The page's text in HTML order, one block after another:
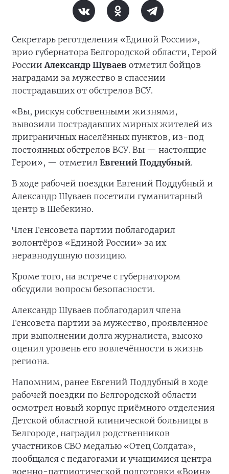
Секретарь реготделения «Единой России»,
врио губернатора Белгородской области, Герой
РоссииАлександр Шуваев отметил бойцов
наградами за мужество в спасении
пострадавших от обстрелов ВСУ.
«Вы, рискуя собственными жизнями,
вывозили пострадавших мирных жителей из
приграничных населённых пунктов, из-под
постоянных обстрелов ВСУ. Вы — настоящие
Герои», — отметил Евгений Поддубный.
В ходе рабочей поездки Евгений Поддубный и
Александр Шуваев посетили гуманитарный
центр в Шебекино.
Член Генсовета партии поблагодарил
волонтёров «Единой России» за их
неравнодушную позицию.
Кроме того, на встрече с губернатором
обсудили вопросы безопасности.
Александр Шуваев поблагодарил члена
Генсовета партии за мужество, проявленное
при выполнении долга журналиста, высоко
оценил уровень его вовлечённости в жизнь
региона.
Напомним, ранее Евгений Поддубный в ходе
рабочей поездки по Белгородской области
осмотрел новый корпус приёмного отделения
Детской областной клинической больницы в
Белгороде, наградил родственников
участников СВО медалью «Отец Солдата»,
пообщался с педагогами и учащимися центра
военно-патриотической подготовки «Воин»